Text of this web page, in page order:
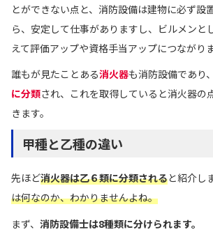
とができない点と、消防設備は建物に必ず設
ら、安定して仕事がありますし、ビルメンと
えて評価アップや資格手当アップにつながりま
誰もが見たことある消火器も消防設備であり、
に分類され、これを取得していると消火器の
きます。
甲種と乙種の違い
先ほど消火器は乙６類に分類されると紹介し
は何なのか、わかりませんよね。
まず、 消防設備士は8種類に分けられます。